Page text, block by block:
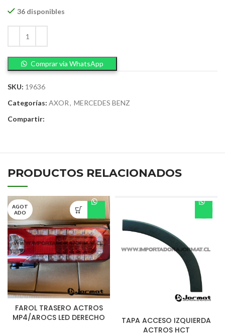
36 disponibles
Comprar via WhatsApp
SKU: 19636
Categorías: AXOR, MERCEDES BENZ
Compartir:
PRODUCTOS RELACIONADOS
AGOT
ADO
FAROL TRASERO ACTROS
MP4/AROCS LED DERECHO
TAPA ACCESO IZQUIERDA
ACTROS HCT